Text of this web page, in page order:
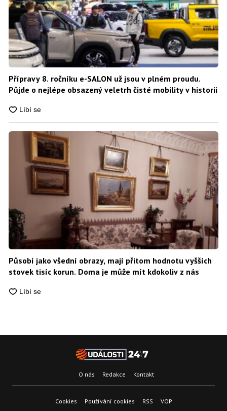
Přípravy 8. ročníku e-SALON už jsou v plném proudu.
Půjde o nejlépe obsazený veletrh čisté mobility v historii
Působí jako všední obrazy, mají přitom hodnotu vyšších
stovek tisíc korun. Doma je může mít kdokoliv z nás
O nás Redakce Kontakt
Cookies Používání cookies RSS VOP